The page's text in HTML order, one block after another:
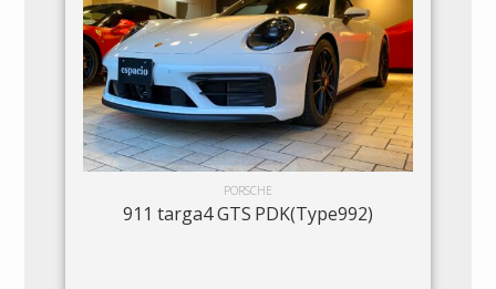
PORSCHE
911 targa4 GTS PDK(Type992)